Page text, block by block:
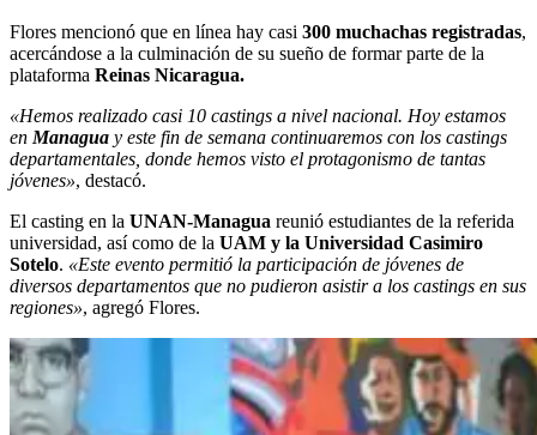
Flores mencionó que en línea hay casi 300 muchachas registradas,
acercándose a la culminación de su sueño de formar parte de la
plataforma Reinas Nicaragua.
«Hemos realizado casi 10 castings a nivel nacional. Hoy estamos
en Managua y este fin de semana continuaremos con los castings
departamentales, donde hemos visto el protagonismo de tantas
jóvenes», destacó.
El casting en la UNAN-Managua reunió estudiantes de la referida
universidad, así como de la UAM y la Universidad Casimiro
Sotelo. «Este evento permitió la participación de jóvenes de
diversos departamentos que no pudieron asistir a los castings en sus
regiones», agregó Flores.